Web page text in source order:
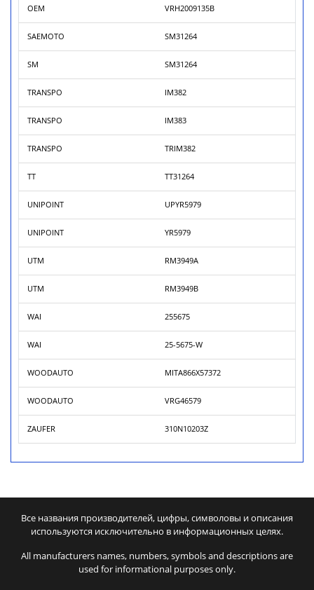
OEM VRH2009135B
SAEMOTO SM31264
SM SM31264
TRANSPO IM382
TRANSPO IM383
TRANSPO TRIM382
TT TT31264
UNIPOINT UPYR5979
UNIPOINT YR5979
UTM RM3949A
UTM RM3949B
WAI 255675
WAI 25-5675-W
WOODAUTO MITA866X57372
WOODAUTO VRG46579
ZAUFER 310N10203Z
Все названия производителей, цифры, символовы и описания
используются исключительно в информационных целях.
All manufacturers names, numbers, symbols and descriptions are
used for informational purposes only.